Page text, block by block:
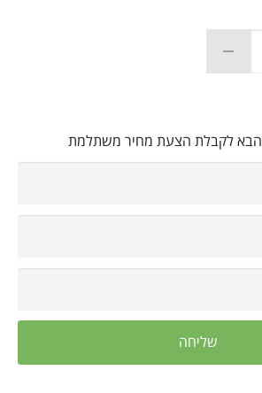
הבא לקבלת הצעת מחיר משתלמת